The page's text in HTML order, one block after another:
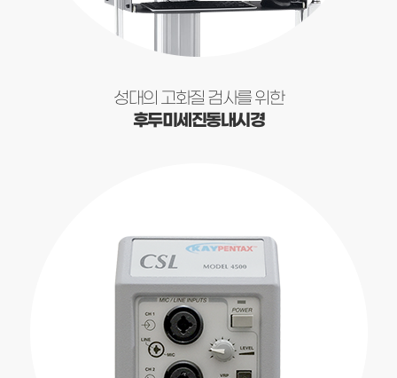
성대의 고화질 검사를 위한
후두미세진동내시경